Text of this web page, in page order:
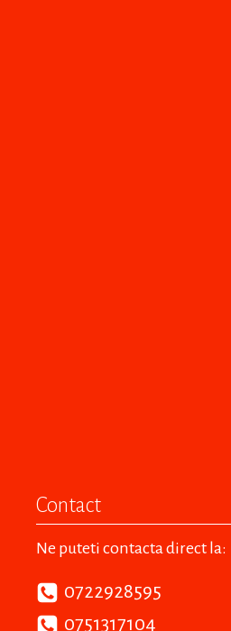
Contact
Ne puteti contacta direct la:
0722928595
0751317104